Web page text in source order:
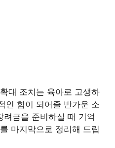
대 조치는 육아로 고생하
인 힘이 되어줄 반가운 소
금을 준비하실 때 기억
마지막으로 정리해 드립